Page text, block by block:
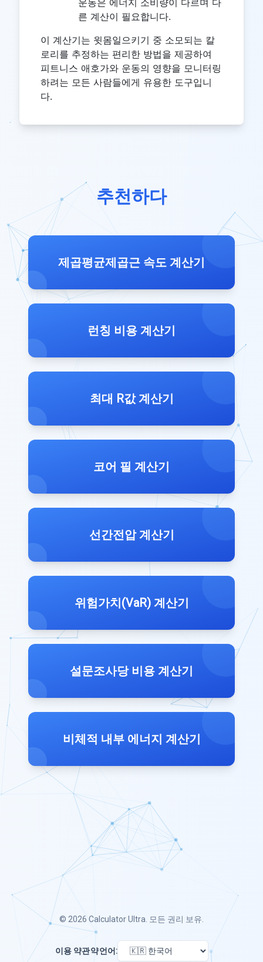
른 계산이 필요합니다.
이 계산기는 윗몸일으키기 중 소모되는 칼
로리를 추정하는 편리한 방법을 제공하여
피트니스 애호가와 운동의 영향을 모니터링
하려는 모든 사람들에게 유용한 도구입니
다.
추천하다
제곱평균제곱근 속도 계산기
런칭 비용 계산기
최대 R값 계산기
코어 필 계산기
선간전압 계산기
위험가치(VaR) 계산기
설문조사당 비용 계산기
비체적 내부 에너지 계산기
© 2026 Calculator Ultra . 모든 권리 보유.
이용 약관약언어: